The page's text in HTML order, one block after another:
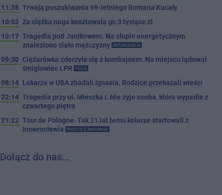
11:38 Trwają poszukiwania 68-letniego Romana Kucały
10:52 Za ciężka noga kosztowała go 3 tysiące zł
10:17 Tragedia pod Janikowem. Na słupie energetycznym
znaleziono ciało mężczyzny
AKTUALIZACJA
09:30 Ciężarówka zderzyła się z kombajnem. Na miejscu lądował
śmigłowiec LPR
VIDEO
08:14 Lekarze w USA zbadali Ignasia. Rodzice przekazali wieści
22:14 Tragedia przy ul. Mieszka I. Nie żyje osoba, która wypadła z
czwartego piętra
21:22 Tour de Pologne. Tak 21 lat temu kolarze startowali z
Inowrocławia
PROSTO Z ARCHIWUM
Dołącz do nas…